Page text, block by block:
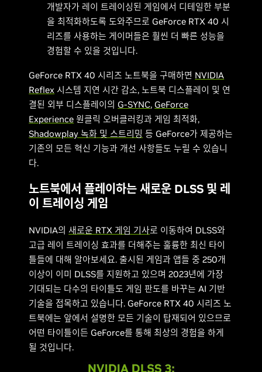
개발자가 레이 트레이싱된 게임에서 디테일한 부분
을 최적화하도록 도와주므로 GeForce RTX 40 시
리즈를 사용하는 게이머들은 훨씬 더 빠른 성능을
경험할 수 있을 것입니다.
GeForce RTX 40 시리즈 노트북을 구매하면 NVIDIA
Reflex 시스템 지연 시간 감소, 노트북 디스플레이 및 연
결된 외부 디스플레이의 G-SYNC, GeForce
Experience 원클릭 오버클러킹과 게임 최적화,
Shadowplay 녹화 및 스트리밍 등 GeForce가 제공하는
기존의 모든 혁신 기능과 개선 사항들도 누릴 수 있습니
다.
노트북에서 플레이하는 새로운 DLSS 및 레
이 트레이싱 게임
NVIDIA의새로운 RTX 게임 기사로 이동하여 DLSS와
고급 레이 트레이싱 효과를 더해주는 훌륭한 최신 타이
틀들에 대해 알아보세요. 출시된 게임과 앱들 중 250개
이상이 이미 DLSS를 지원하고 있으며 2023년에 가장
기대되는 다수의 타이틀도 게임 판도를 바꾸는 AI 기반
기술을 접목하고 있습니다. GeForce RTX 40 시리즈 노
트북에는 앞에서 설명한 모든 기술이 탑재되어 있으므로
어떤 타이틀이든 GeForce를 통해 최상의 경험을 하게
될 것입니다.